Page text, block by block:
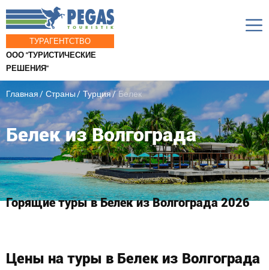
ТУРАГЕНТСТВО
ООО "ТУРИСТИЧЕСКИЕ
РЕШЕНИЯ"
Главная Страны Турция Белек
Белек из Волгограда
Горящие туры в Белек из Волгограда 2026
Цены на туры в Белек из Волгограда